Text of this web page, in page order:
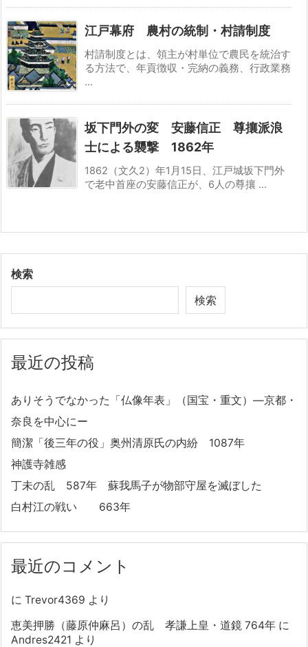
江戸幕府 農村の統制・村請制度
村請制度とは、領主が村単位で農民を統治す
る方法で、年貢徴収・完納の義務、行政業務
...
坂下門外の変 安藤信正 尊攘派浪
士による襲撃 1862年
1862（文久2）年1月15日、江戸城坂下門外
で老中首座の安藤信正が、6人の尊攘 ...
検索
検索
最近の投稿
ありそうでなかった「仏像年表」（国宝・重文）―京都・
奈良を中心にー
簡潔「後三年の役」奥州清原氏の内紛 1087年
神護寺雑感
丁未の乱 587年 蘇我馬子が物部守屋を滅ぼした
白村江の戦い 663年
最近のコメント
に Trevor4369 より
恵美押勝（藤原仲麻呂）の乱 孝謙上皇・道鏡 764年 に
Andres2421 より